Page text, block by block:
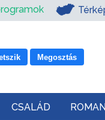
Megosztás
CSALÁD